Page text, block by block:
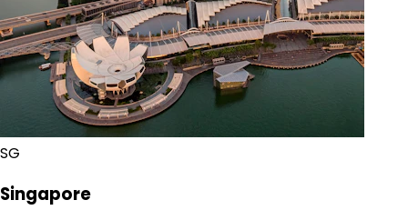
SG
Singapore